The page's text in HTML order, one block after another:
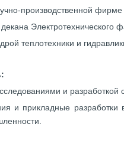
производственной
Электротехнического
теплотехники и
и разработкой
и прикладные разработки